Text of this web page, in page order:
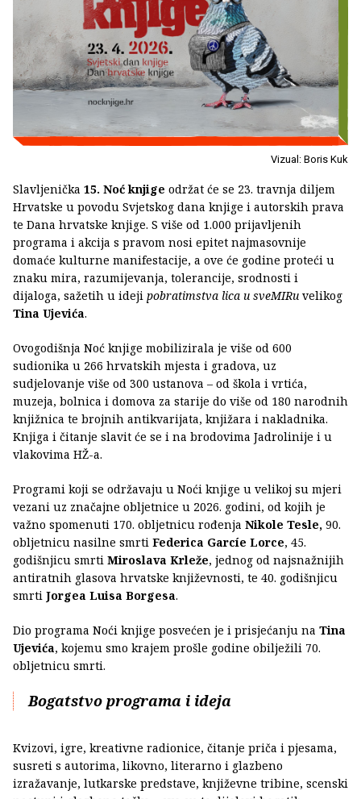
Vizual: Boris Kuk
Slavljenička 15. Noć knjige održat će se 23. travnja diljem
Hrvatske u povodu Svjetskog dana knjige i autorskih prava
te Dana hrvatske knjige. S više od 1.000 prijavljenih
programa i akcija s pravom nosi epitet najmasovnije
domaće kulturne manifestacije, a ove će godine proteći u
znaku mira, razumijevanja, tolerancije, srodnosti i
dijaloga, sažetih u ideji pobratimstva lica u sveMIRu velikog
Tina Ujevića.
Ovogodišnja Noć knjige mobilizirala je više od 600
sudionika u 266 hrvatskih mjesta i gradova, uz
sudjelovanje više od 300 ustanova – od škola i vrtića,
muzeja, bolnica i domova za starije do više od 180 narodnih
knjižnica te brojnih antikvarijata, knjižara i nakladnika.
Knjiga i čitanje slavit će se i na brodovima Jadrolinije i u
vlakovima HŽ-a.
Programi koji se održavaju u Noći knjige u velikoj su mjeri
vezani uz značajne obljetnice u 2026. godini, od kojih je
važno spomenuti 170. obljetnicu rođenja Nikole Tesle, 90.
obljetnicu nasilne smrti Federica Garcíe Lorce, 45.
godišnjicu smrti Miroslava Krleže, jednog od najsnažnijih
antiratnih glasova hrvatske književnosti, te 40. godišnjicu
smrti Jorgea Luisa Borgesa.
Dio programa Noći knjige posvećen je i prisjećanju na Tina
Ujevića, kojemu smo krajem prošle godine obilježili 70.
obljetnicu smrti.
Bogatstvo programa i ideja
Kvizovi, igre, kreativne radionice, čitanje priča i pjesama,
susreti s autorima, likovno, literarno i glazbeno
izražavanje, lutkarske predstave, književne tribine, scenski